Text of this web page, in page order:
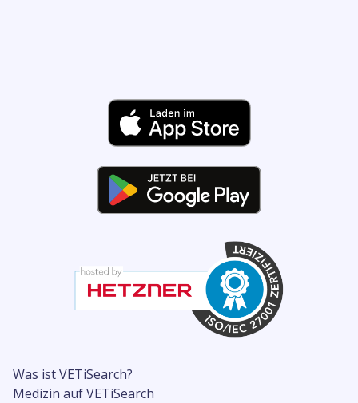
Was ist VETiSearch?
Medizin auf VETiSearch